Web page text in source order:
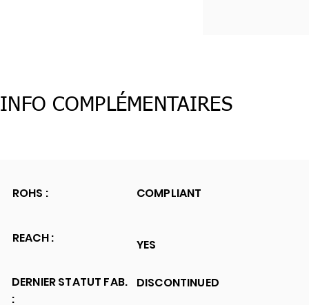
INFO COMPLÉMENTAIRES
ROHS : COMPLIANT
REACH :
DERNIER STATUT FAB.
:
YES
DISCONTINUED